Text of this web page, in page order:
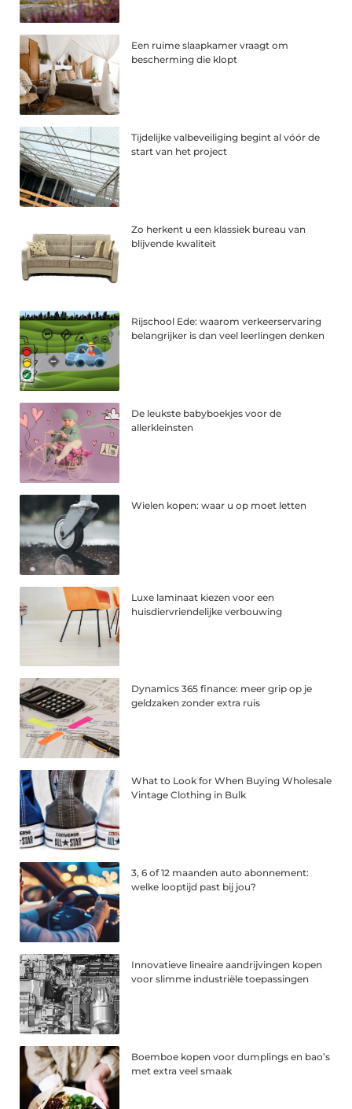
Een ruime slaapkamer vraagt om
bescherming die klopt
Tijdelijke valbeveiliging begint al vóór de
start van het project
Zo herkent u een klassiek bureau van
blijvende kwaliteit
Rijschool Ede: waarom verkeerservaring
belangrijker is dan veel leerlingen denken
De leukste babyboekjes voor de
allerkleinsten
Wielen kopen: waar u op moet letten
Luxe laminaat kiezen voor een
huisdiervriendelijke verbouwing
Dynamics 365 finance: meer grip op je
geldzaken zonder extra ruis
What to Look for When Buying Wholesale
Vintage Clothing in Bulk
3, 6 of 12 maanden auto abonnement:
welke looptijd past bij jou?
Innovatieve lineaire aandrijvingen kopen
voor slimme industriële toepassingen
Boemboe kopen voor dumplings en bao’s
met extra veel smaak